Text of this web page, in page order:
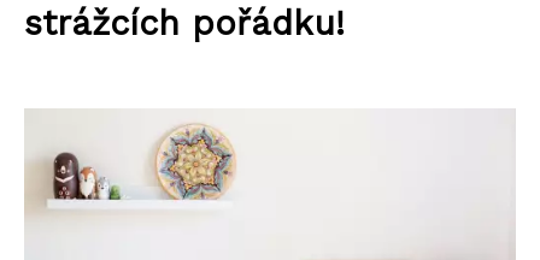
strážcích pořádku!